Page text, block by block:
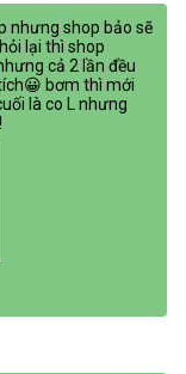
nhưng shop bảo sẽ
lại thì shop
cả 2 lần đều
bơm thì mới
là co L nhưng